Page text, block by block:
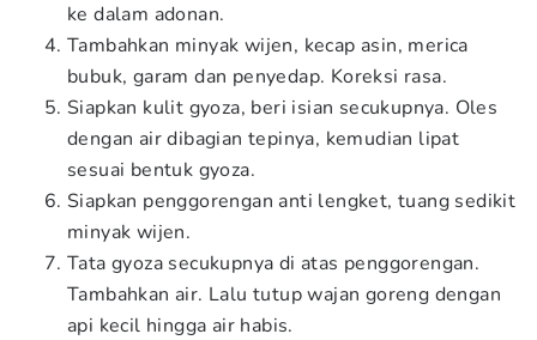
ke dalam adonan.
Tambahkan minyak wijen, kecap asin, merica
bubuk, garam dan penyedap. Koreksi rasa.
Siapkan kulit gyoza, beri isian secukupnya. Oles
dengan air dibagian tepinya, kemudian lipat
sesuai bentuk gyoza.
Siapkan penggorengan anti lengket, tuang sedikit
minyak wijen.
Tata gyoza secukupnya di atas penggorengan.
Tambahkan air. Lalu tutup wajan goreng dengan
api kecil hingga air habis.